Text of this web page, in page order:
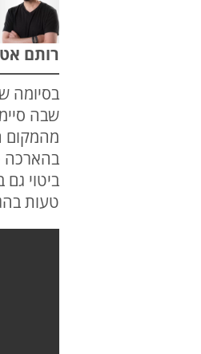
רותם
בסיומה
שבה
ביטוי
טעות